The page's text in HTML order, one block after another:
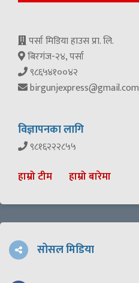
पर्सा मिडिया हाउस प्रा. लि.
बिरगंज-२४, पर्सा
९८६५४१००४२
birgunjexpress@gmail.com
विज्ञापनका लागि
९८१६२२२८५५
हाम्रो टीम हाम्रो बारेमा
सोसल मिडिया